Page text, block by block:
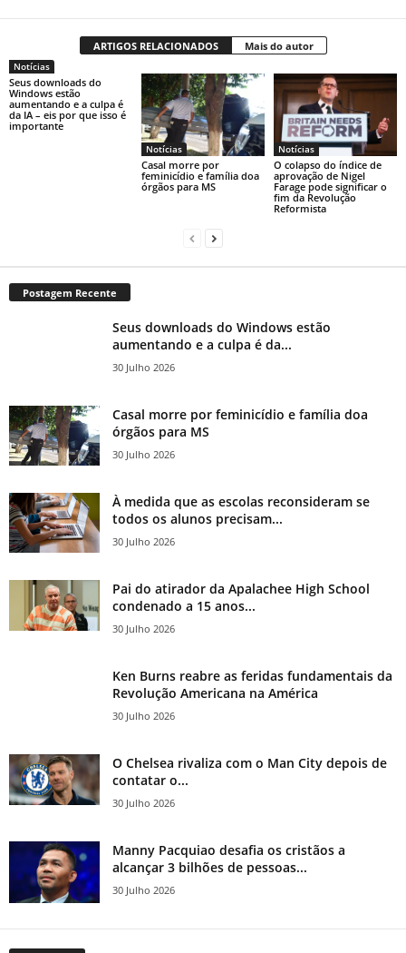
ARTIGOS RELACIONADOS Mais do autor
Notícias
Seus downloads do
Windows estão
aumentando e a culpa é
da IA ​​– eis por que isso é
importante
Notícias
Casal morre por
feminicídio e família doa
órgãos para MS
Notícias
O colapso do índice de
aprovação de Nigel
Farage pode significar o
fim da Revolução
Reformista
Postagem Recente
Seus downloads do Windows estão
aumentando e a culpa é da...
30 Julho 2026
Casal morre por feminicídio e família doa
órgãos para MS
30 Julho 2026
À medida que as escolas reconsideram se
todos os alunos precisam...
30 Julho 2026
Pai do atirador da Apalachee High School
condenado a 15 anos...
30 Julho 2026
Ken Burns reabre as feridas fundamentais da
Revolução Americana na América
30 Julho 2026
O Chelsea rivaliza com o Man City depois de
contatar o...
30 Julho 2026
Manny Pacquiao desafia os cristãos a
alcançar 3 bilhões de pessoas...
30 Julho 2026